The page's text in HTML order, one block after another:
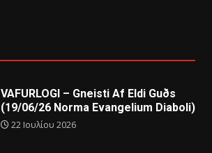
VAFURLOGI – Gneisti Af Eldi Guðs
(19/06/26 Norma Evangelium Diaboli)
22 Ιουλίου 2026